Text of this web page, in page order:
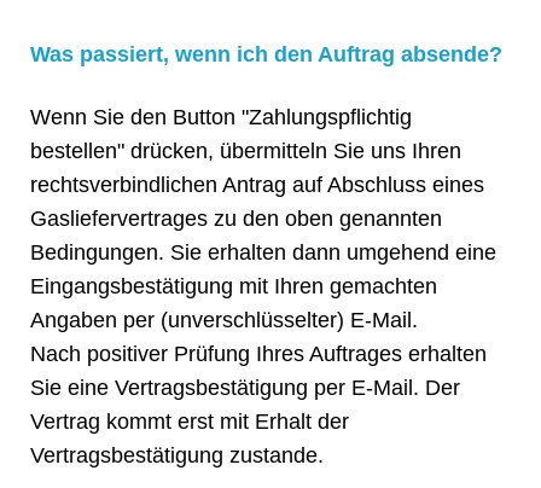
Was passiert, wenn ich den Auftrag absende?
Wenn Sie den Button "Zahlungspflichtig
bestellen" drücken, übermitteln Sie uns Ihren
rechtsverbindlichen Antrag auf Abschluss eines
Gasliefervertrages zu den oben genannten
Bedingungen. Sie erhalten dann umgehend eine
Eingangsbestätigung mit Ihren gemachten
Angaben per (unverschlüsselter) E-Mail.
Nach positiver Prüfung Ihres Auftrages erhalten
Sie eine Vertragsbestätigung per E-Mail. Der
Vertrag kommt erst mit Erhalt der
Vertragsbestätigung zustande.